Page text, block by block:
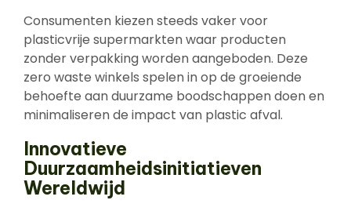
Consumenten kiezen steeds vaker voor
plasticvrije supermarkten waar producten
zonder verpakking worden aangeboden. Deze
zero waste winkels spelen in op de groeiende
behoefte aan duurzame boodschappen doen en
minimaliseren de impact van plastic afval.
Innovatieve
Duurzaamheidsinitiatieven
Wereldwijd